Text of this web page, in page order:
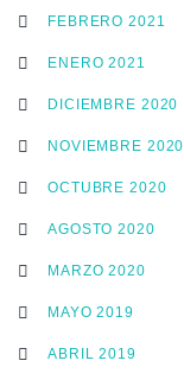
FEBRERO 2021
ENERO 2021
DICIEMBRE 2020
NOVIEMBRE 2020
OCTUBRE 2020
AGOSTO 2020
MARZO 2020
MAYO 2019
ABRIL 2019